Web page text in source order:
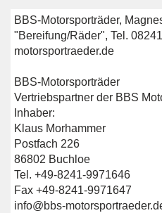
BBS-Motorsporträder,
"Bereifung/Räder", Tel.
motorsportraeder.de
BBS-Motorsporträder
Vertriebspartner der BBS
Inhaber:
Klaus Morhammer
Postfach 226
86802 Buchloe
Tel. +49-8241-9971646
Fax +49-8241-9971647
info@bbs-